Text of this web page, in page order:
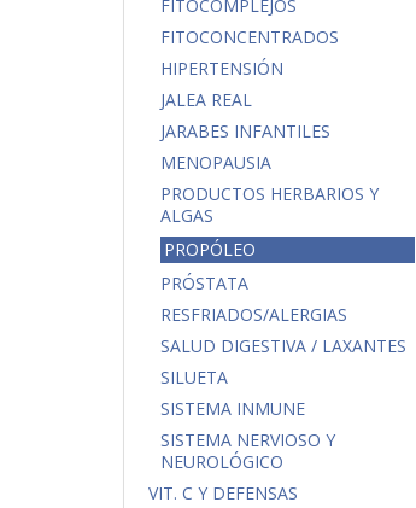
FITOCOMPLEJOS
FITOCONCENTRADOS
HIPERTENSIÓN
JALEA REAL
JARABES INFANTILES
MENOPAUSIA
PRODUCTOS HERBARIOS Y
ALGAS
PROPÓLEO
PRÓSTATA
RESFRIADOS/ALERGIAS
SALUD DIGESTIVA / LAXANTES
SILUETA
SISTEMA INMUNE
SISTEMA NERVIOSO Y
NEUROLÓGICO
VIT. C Y DEFENSAS